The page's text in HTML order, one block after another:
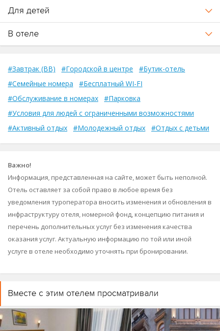
Для детей
В отеле
#Завтрак (BB) #Городской в центре
#Бутик-отель
#Семейные номера
#Бесплатный WI-FI
#Обслуживание в номерах
#Парковка
#Условия для людей с ограниченными возможностями
#Активный отдых
#Молодежный отдых #Отдых с детьми
Важно!
Информация, представленная на сайте, может быть неполной.
Отель оставляет за собой право в любое время без
уведомления туроператора вносить изменения и обновления в
инфраструктуру отеля, номерной фонд, концепцию питания и
перечень дополнительных услуг без изменения качества
оказания услуг. Актуальную информацию по той или иной
услуге в отеле необходимо уточнять при бронировании.
Вместе с этим отелем просматривали